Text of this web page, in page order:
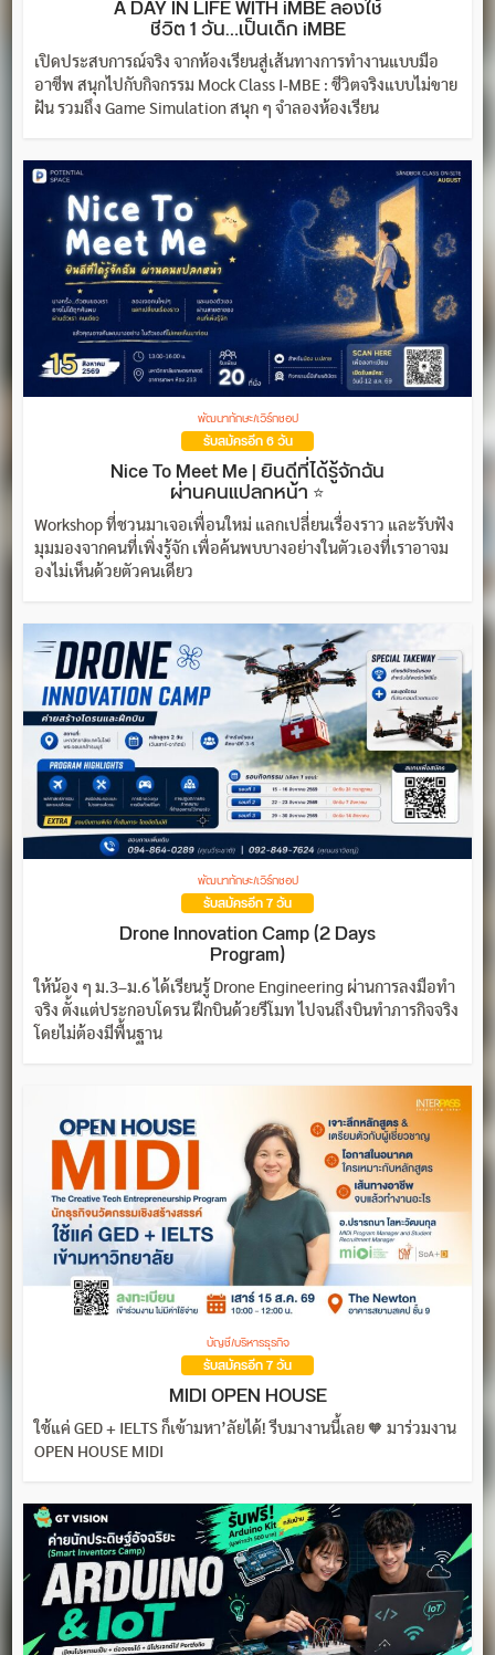
A DAY IN LIFE WITH iMBE ลองใช้
ชีวิต 1 วัน…เป็นเด็ก iMBE
เปิดประสบการณ์จริง จากห้องเรียนสู่เส้นทางการทำงานแบบมือ
อาชีพ สนุกไปกับกิจกรรม Mock Class I-MBE : ชีวิตจริงแบบไม่ขาย
ฝัน รวมถึง Game Simulation สนุก ๆ จำลองห้องเรียน
พัฒนาทักษะ/เวิร์กชอป
รับสมัครอีก 6 วัน
Nice To Meet Me | ยินดีที่ได้รู้จักฉัน
ผ่านคนแปลกหน้า ⭐
Workshop ที่ชวนมาเจอเพื่อนใหม่ แลกเปลี่ยนเรื่องราว และรับฟัง
มุมมองจากคนที่เพิ่งรู้จัก เพื่อค้นพบบางอย่างในตัวเองที่เราอาจม
องไม่เห็นด้วยตัวคนเดียว
พัฒนาทักษะ/เวิร์กชอป
รับสมัครอีก 7 วัน
Drone Innovation Camp (2 Days
Program)
ให้น้อง ๆ ม.3–ม.6 ได้เรียนรู้ Drone Engineering ผ่านการลงมือทำ
จริง ตั้งแต่ประกอบโดรน ฝึกบินด้วยรีโมท ไปจนถึงบินทำภารกิจจริง
โดยไม่ต้องมีพื้นฐาน
บัญชี/บริหารธุรกิจ
รับสมัครอีก 7 วัน
MIDI OPEN HOUSE
ใช้แค่ GED + IELTS ก็เข้ามหา’ลัยได้! รีบมางานนี้เลย 🧡 มาร่วมงาน
OPEN HOUSE MIDI